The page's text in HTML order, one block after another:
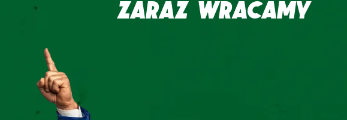
ZARAZ WRACAMY